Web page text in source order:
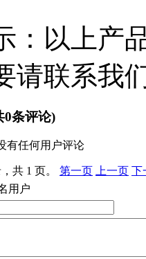
：以上产
请联系我们
0条评论)
有任何用户评论
共 1 页。 第一页 上一页 下
用户